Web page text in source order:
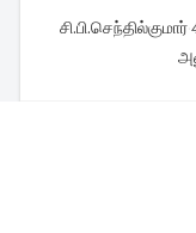
சி.பி.செந்தில்குமார்·